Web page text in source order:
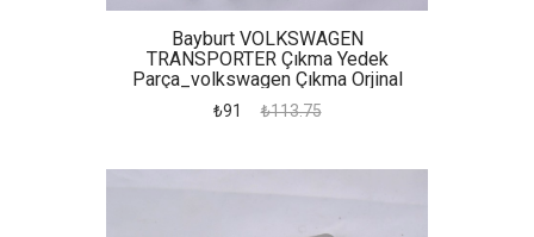
Bayburt VOLKSWAGEN
TRANSPORTER Çıkma Yedek
Parça_volkswagen Çıkma Orjinal
Yedek Parça Transpoerter Kapı Motoru
₺91 ₺113.75